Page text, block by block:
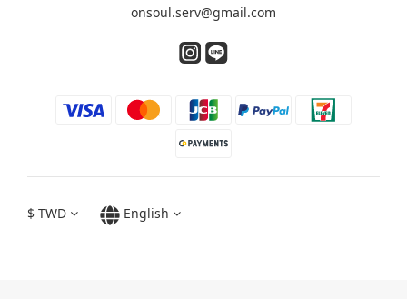
onsoul.serv@gmail.com
$ TWD English